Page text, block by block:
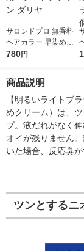
サロンドプロ 無香料
ヘアカラー 早染めク
リーム 白髪用 4ライ
780円
商品説明
【明るいライトブ
めクリーム）は、
プ。液だれがなく
オイが残りません
いた場合、反応臭が
ツンとするニ